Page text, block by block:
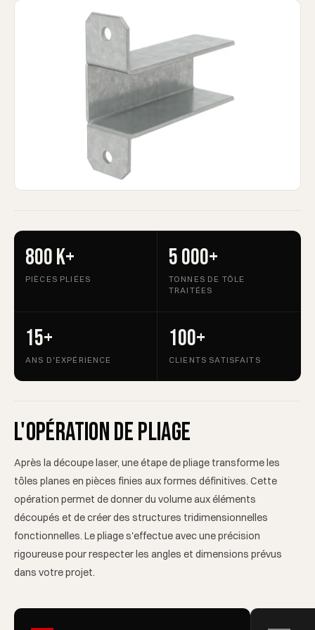
800 k+
PIÈCES PLIÉES
5 000+
TONNES DE TÔLE
TRAITÉES
15+
ANS D'EXPÉRIENCE
100+
CLIENTS SATISFAITS
L'opération de pliage
Après la découpe laser, une étape de pliage transforme les
tôles planes en pièces finies aux formes définitives. Cette
opération permet de donner du volume aux éléments
découpés et de créer des structures tridimensionnelles
fonctionnelles. Le pliage s'effectue avec une précision
rigoureuse pour respecter les angles et dimensions prévus
dans votre projet.